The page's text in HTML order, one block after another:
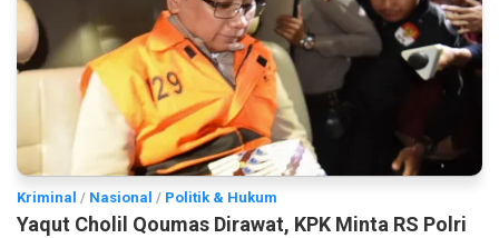
Kriminal / Nasional / Politik & Hukum
Yaqut Cholil Qoumas Dirawat, KPK Minta RS Polri